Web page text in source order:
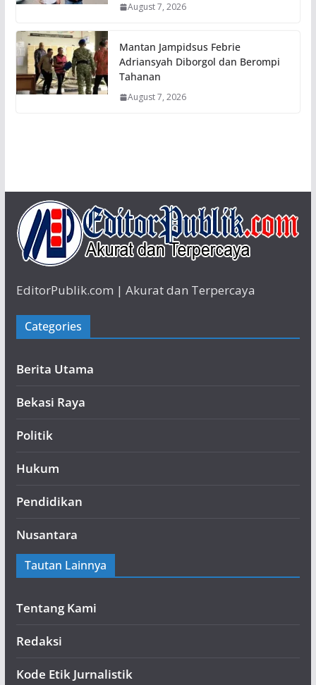
August 7, 2026
Mantan Jampidsus Febrie
Adriansyah Diborgol dan Berompi
Tahanan
August 7, 2026
EditorPublik.com | Akurat dan Terpercaya
Categories
Berita Utama
Bekasi Raya
Politik
Hukum
Pendidikan
Nusantara
Tautan Lainnya
Tentang Kami
Redaksi
Kode Etik Jurnalistik